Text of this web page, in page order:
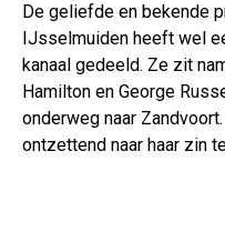
De geliefde en bekende
IJsselmuiden heeft wel
kanaal gedeeld. Ze zit
Hamilton en George
onderweg naar
ontzettend naar haar zin